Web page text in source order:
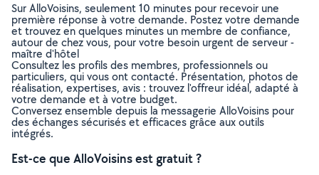
Sur AlloVoisins, seulement 10 minutes pour recevoir une
première réponse à votre demande. Postez votre demande
et trouvez en quelques minutes un membre de confiance,
autour de chez vous, pour votre besoin urgent de serveur -
maître d'hôtel
Consultez les profils des membres, professionnels ou
particuliers, qui vous ont contacté. Présentation, photos de
réalisation, expertises, avis : trouvez l'offreur idéal, adapté à
votre demande et à votre budget.
Conversez ensemble depuis la messagerie AlloVoisins pour
des échanges sécurisés et efficaces grâce aux outils
intégrés.
Est-ce que AlloVoisins est gratuit ?